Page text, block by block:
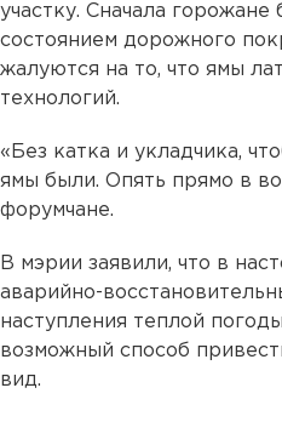
участку. Сначала
состоянием дорожного
жалуются на то, что ямы
технологий.
«Без катка и укладчика,
ямы были. Опять прямо в
форумчане.
В мэрии заявили, что в
аварийно-
наступления теплой
возможный способ
вид.